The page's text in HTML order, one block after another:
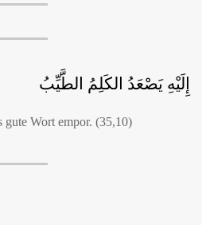
إِلَيْهِ يَصْعَدُ الكَلِمُ الطَّيِّبُ
gute Wort empor. (35,10)